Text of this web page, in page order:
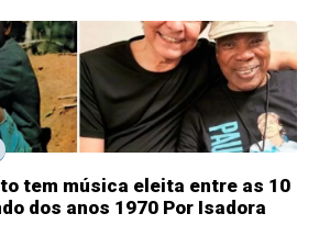
tem música eleita entre as 10
dos anos 1970 Por Isadora